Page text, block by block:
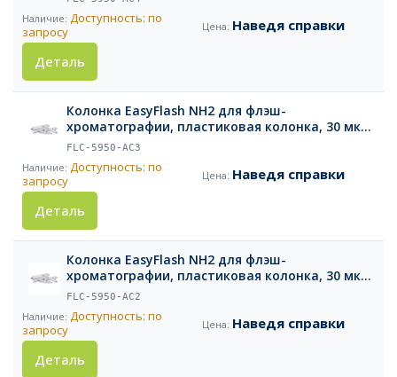
Доступность: по
запросу
Наведя справки
Деталь
Колонка EasyFlash NH2 для флэш-
хроматографии, пластиковая колонка, 30 мкм,
25 г, 1 шт.
FLC-5950-AC3
Доступность: по
запросу
Наведя справки
Деталь
Колонка EasyFlash NH2 для флэш-
хроматографии, пластиковая колонка, 30 мкм,
12 г, 2 шт.
FLC-5950-AC2
Доступность: по
запросу
Наведя справки
Деталь